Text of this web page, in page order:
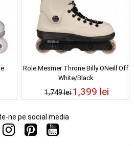
Role Mesmer Throne Billy ONeill Off
White/Black
1,749 lei1,399 lei
ne pe social media